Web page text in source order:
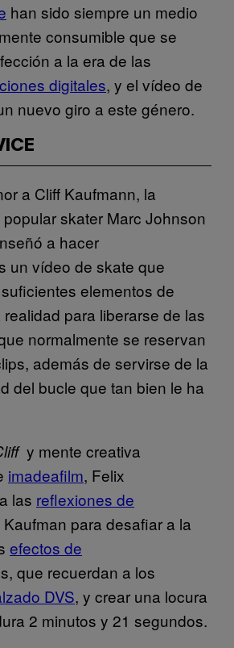
han sido siempre un medio
consumible que se
a la era de las
digitales, y el vídeo de
nuevo giro a este género.
a Cliff Kaufmann, la
skater Marc Johnson
a hacer
un vídeo de skate que
elementos de
para liberarse de las
normalmente se reservan
además de servirse de la
del bucle que tan bien le ha
y mente creativa
imadeafilm, Felix
las reflexiones de
para desafiar a la
efectos de
que recuerdan a los
DVS, y crear una locura
2 minutos y 21 segundos.